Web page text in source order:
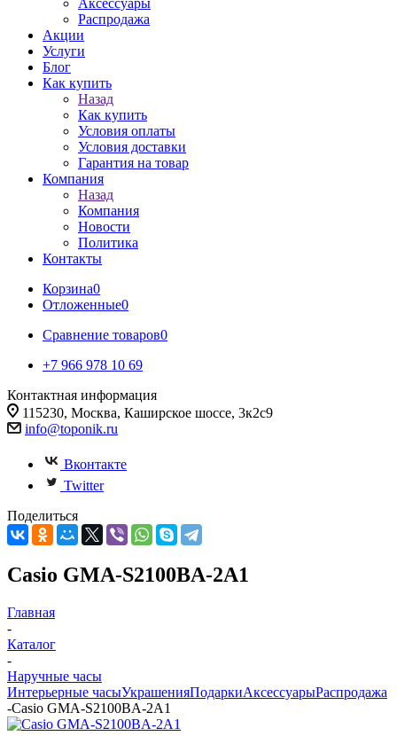
Аксессуары
Распродажа
Акции
Услуги
Блог
Как купить
Назад
Как купить
Условия оплаты
Условия доставки
Гарантия на товар
Компания
Назад
Компания
Новости
Политика
Контакты
Корзина0
Отложенные0
Сравнение товаров0
+7 966 978 10 69
Контактная информация
115230, Москва, Каширское шоссе, 3к2с9
info@toponik.ru
Вконтакте
Twitter
Поделиться
Casio GMA-S2100BA-2A1
Главная
-
Каталог
-
Наручные часы
Интерьерные часыУкрашенияПодаркиАксессуарыРаспродажа
-Casio GMA-S2100BA-2A1